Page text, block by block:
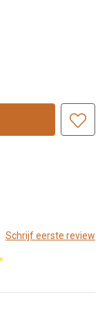
Schrijf eerste review